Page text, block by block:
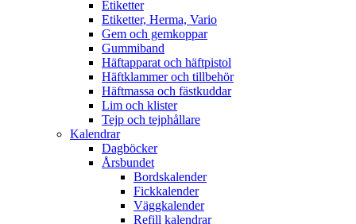
Etiketter
Etiketter, Herma, Vario
Gem och gemkoppar
Gummiband
Häftapparat och häftpistol
Häftklammer och tillbehör
Häftmassa och fästkuddar
Lim och klister
Tejp och tejphållare
Kalendrar
Dagböcker
Årsbundet
Bordskalender
Fickkalender
Väggkalender
Refill kalendrar